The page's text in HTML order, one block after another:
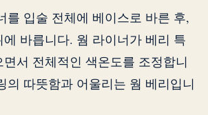
를 입술 전체에 베이스로 바른 후,
바릅니다. 웜 라이너가 베리 특
서 전체적인 색온도를 조정합니
의 따뜻함과 어울리는 웜 베리입니